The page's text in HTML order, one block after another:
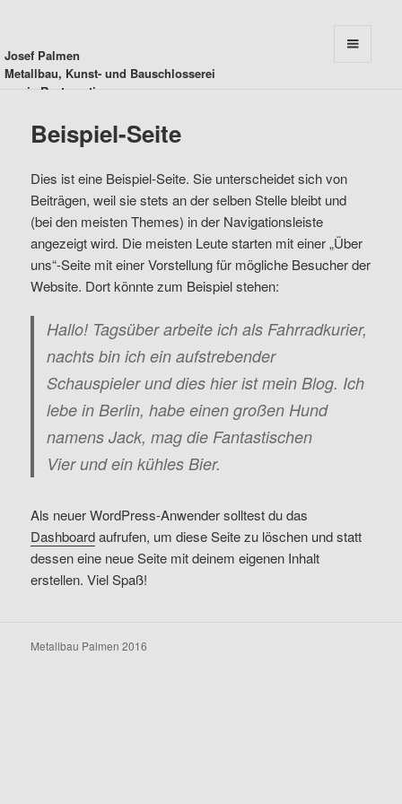
Josef Palmen
Metallbau, Kunst- und Bauschlosserei
sowie Restauration
Beispiel-Seite
Dies ist eine Beispiel-Seite. Sie unterscheidet sich von
Beiträgen, weil sie stets an der selben Stelle bleibt und
(bei den meisten Themes) in der Navigationsleiste
angezeigt wird. Die meisten Leute starten mit einer „Über
uns“-Seite mit einer Vorstellung für mögliche Besucher der
Website. Dort könnte zum Beispiel stehen:
Hallo! Tagsüber arbeite ich als Fahrradkurier,
nachts bin ich ein aufstrebender
Schauspieler und dies hier ist mein Blog. Ich
lebe in Berlin, habe einen großen Hund
namens Jack, mag die Fantastischen
Vier und ein kühles Bier.
Als neuer WordPress-Anwender solltest du das
Dashboardaufrufen, um diese Seite zu löschen und statt
dessen eine neue Seite mit deinem eigenen Inhalt
erstellen. Viel Spaß!
Metallbau Palmen 2016